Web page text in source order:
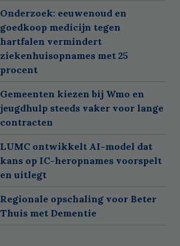
Onderzoek: eeuwenoud en
goedkoop medicijn tegen
hartfalen vermindert
ziekenhuisopnames met 25
procent
Gemeenten kiezen bij Wmo en
jeugdhulp steeds vaker voor lange
contracten
LUMC ontwikkelt AI-model dat
kans op IC-heropnames voorspelt
en uitlegt
Regionale opschaling voor Beter
Thuis met Dementie